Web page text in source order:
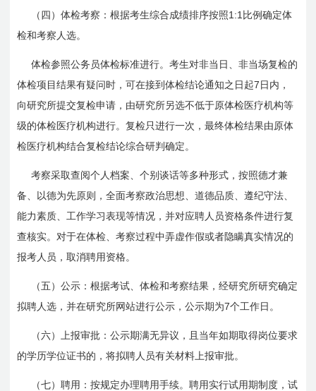
（四）体检考察：根据考生综合成绩排序按照1:1 比例确定体
检和考察人选。
体检参照公务员体检标准进行。考生对非当日、非当场复检的
体检项目结果有疑问时，可在接到体检结论通知之日起7 日内，
向研究所提交复检申请，由研究所另选不低于原体检医疗机构等
级的体检医疗机构进行。复检只进行一次，最终体检结果由原体
检医疗机构结合复检结论综合研判确定。
考察采取查阅个人档案、个别谈话等多种形式，按照德才兼
备、以德为先原则，全面考察政治思想、道德品质、遵纪守法、
能力素质、工作学习表现等情况，并对应聘人员资格条件进行复
查核实。对于在体检、考察过程中弄虚作假或者隐瞒真实情况的
报考人员，取消聘用资格。
（五）公示：根据考试、体检和考察结果，经研究所研究确定
拟聘人选，并在研究所网站进行公示，公示期为7个工作日。
（六）上报审批：公示期满无异议，且当年如期取得岗位要求
的学历学位证书的，将拟聘人员有关材料上报审批。
（七）聘用：按规定办理聘用手续。聘用实行试用期制度，试